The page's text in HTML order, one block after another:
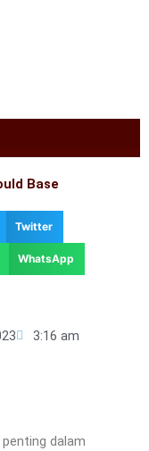
Base
Twitter
WhatsApp
3:16 am
dalam